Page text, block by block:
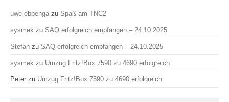
uwe ebbenga zu Spaß am TNC2
sysmek zu SAQ erfolgreich empfangen – 24.10.2025
Stefan zu SAQ erfolgreich empfangen – 24.10.2025
sysmek zu Umzug Fritz!Box 7590 zu 4690 erfolgreich
Peter zu Umzug Fritz!Box 7590 zu 4690 erfolgreich